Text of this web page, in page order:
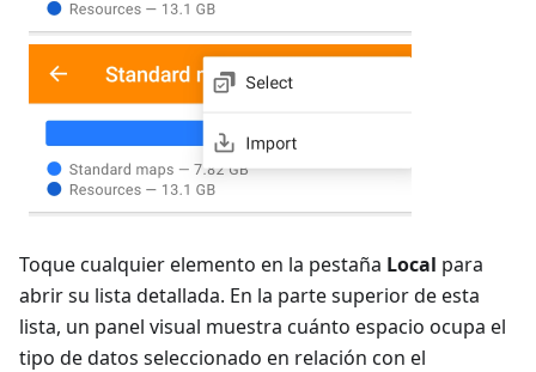
Toque cualquier elemento en la pestaña Local para
abrir su lista detallada. En la parte superior de esta
lista, un panel visual muestra cuánto espacio ocupa el
tipo de datos seleccionado en relación con el